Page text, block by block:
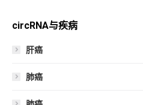
circRNA与疾病
肝癌
肺癌